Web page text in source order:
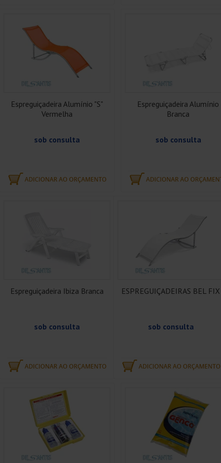
Espreguiçadeira Alumínio "S"
Vermelha
sob consulta
Espreguiçadeira Alumínio
Branca
sob consulta
Espreguiçadeira Ibiza Branca
sob consulta
ESPREGUIÇADEIRAS BEL FIX
sob consulta